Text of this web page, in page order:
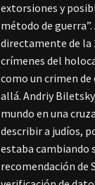
extorsiones y
método de
directamente de la
crímenes del
como un crimen
allá. Andriy
mundo en una
describir a judíos,
estaba cambiando
recomendación de